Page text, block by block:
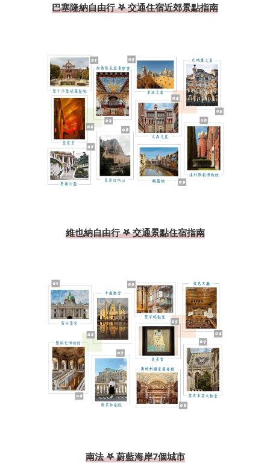
巴塞隆納自由行 𖤐 交通住宿近郊景點指南
維也納自由行 𖤐 交通景點住宿指南
南法 𖤐 蔚藍海岸7個城市